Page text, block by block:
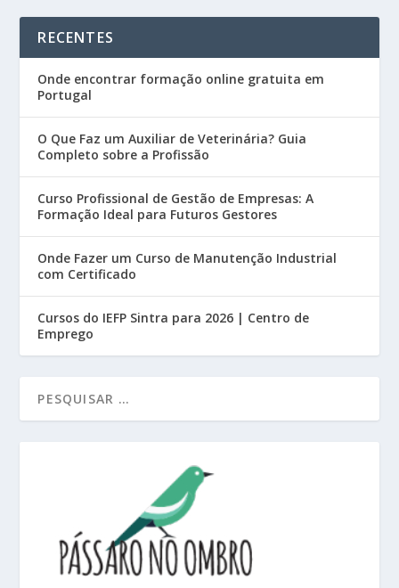
RECENTES
Onde encontrar formação online gratuita em
Portugal
O Que Faz um Auxiliar de Veterinária? Guia
Completo sobre a Profissão
Curso Profissional de Gestão de Empresas: A
Formação Ideal para Futuros Gestores
Onde Fazer um Curso de Manutenção Industrial
com Certificado
Cursos do IEFP Sintra para 2026 | Centro de
Emprego